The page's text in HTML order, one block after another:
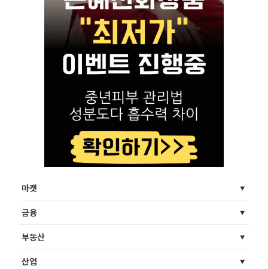
마켓
금융
부동산
산업